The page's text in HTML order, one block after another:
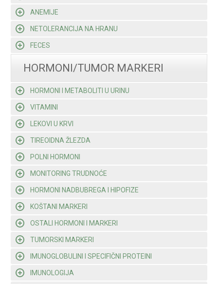
ANEMIJE
NETOLERANCIJA NA HRANU
FECES
HORMONI/TUMOR MARKERI
HORMONI I METABOLITI U URINU
VITAMINI
LEKOVI U KRVI
TIREOIDNA ŽLEZDA
POLNI HORMONI
MONITORING TRUDNOĆE
HORMONI NADBUBREGA I HIPOFIZE
KOŠTANI MARKERI
OSTALI HORMONI I MARKERI
TUMORSKI MARKERI
IMUNOGLOBULINI I SPECIFIČNI PROTEINI
IMUNOLOGIJA